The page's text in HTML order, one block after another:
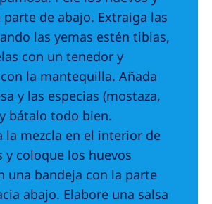
de abajo. Extraiga las
las yemas estén tibias,
con un tenedor y
la mantequilla. Añada
y las especias (mostaza,
bátalo todo bien.
la mezcla en el interior de
y coloque los huevos
una bandeja con la parte
abajo. Elabore una salsa